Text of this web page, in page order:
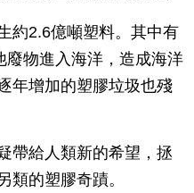
約2.6億噸塑料。其中有
廢物進入海洋，造成海洋
年增加的塑膠垃圾也殘
帶給人類新的希望，拯
類的塑膠奇蹟。